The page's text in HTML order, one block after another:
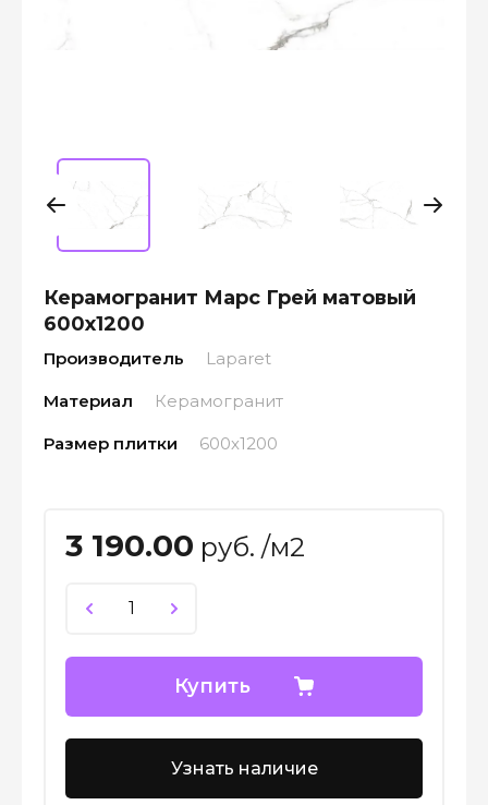
Керамогранит Марс Грей матовый
600x1200
Производитель Laparet
Материал Керамогранит
Размер плитки 600х1200
3 190.00 руб. /м2
Купить
Узнать наличие